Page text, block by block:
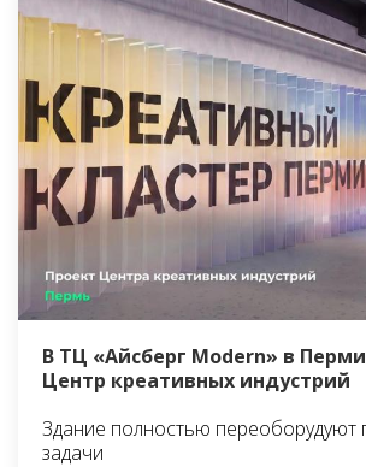
В ТЦ «Айсберг Modern» в
Центр креативных индустрий
Здание полностью переоборудуют
задачи